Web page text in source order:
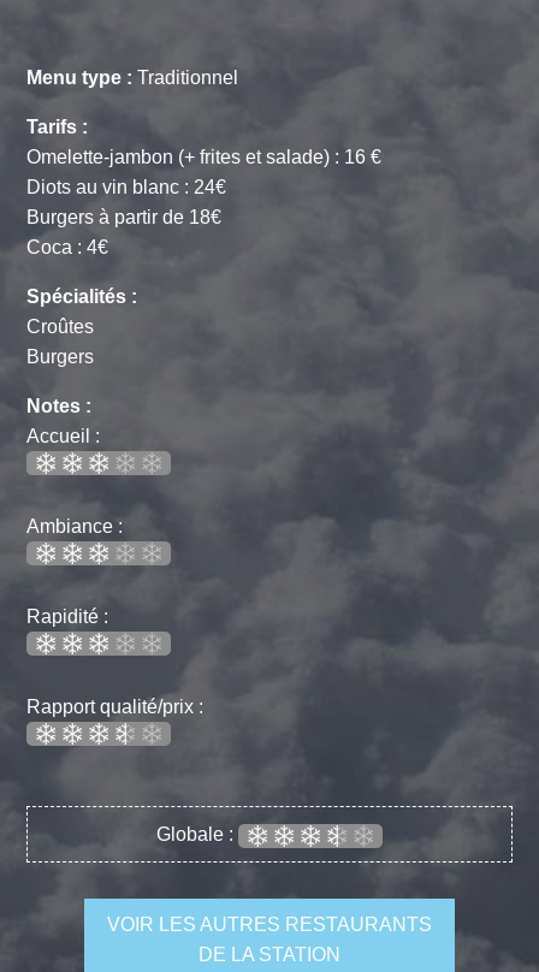
Menu type : Traditionnel
Tarifs :
Omelette-jambon (+ frites et salade) : 16 €
Diots au vin blanc : 24€
Burgers à partir de 18€
Coca : 4€
Spécialités :
Croûtes
Burgers
Notes :
Accueil :
Ambiance :
Rapidité :
Rapport qualité/prix :
Globale :
VOIR LES AUTRES RESTAURANTS
DE LA STATION